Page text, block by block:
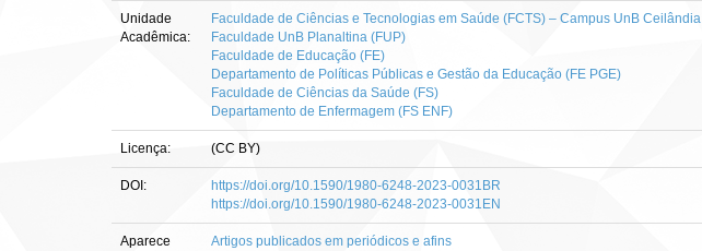
Unidade
Acadêmica:
Faculdade de Ciências e Tecnologias em Saúde (FCTS) – Campus UnB Ceilândia
Faculdade UnB Planaltina (FUP)
Faculdade de Educação (FE)
Departamento de Políticas Públicas e Gestão da Educação (FE PGE)
Faculdade de Ciências da Saúde (FS)
Departamento de Enfermagem (FS ENF)
Licença: (CC BY)
DOI:
https://doi.org/10.1590/1980-6248-2023-0031BR
https://doi.org/10.1590/1980-6248-2023-0031EN
Aparece
Artigos publicados em periódicos e afins